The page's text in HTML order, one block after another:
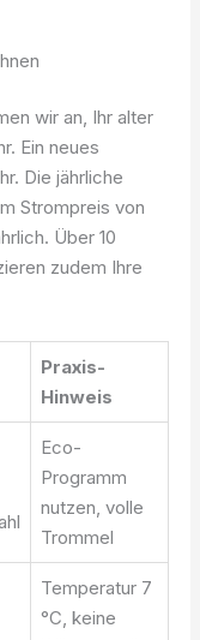
wir an, Ihr alter
Ein neues
Die jährliche
Strompreis von
Über 10
zudem Ihre
Praxis-
Hinweis
Eco-
Programm
nutzen, volle
Trommel
Temperatur 7
°C, keine